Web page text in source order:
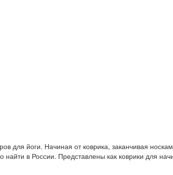
для йоги. Начиная от коврика, заканчивая
найти в России. Представлены как коврики для